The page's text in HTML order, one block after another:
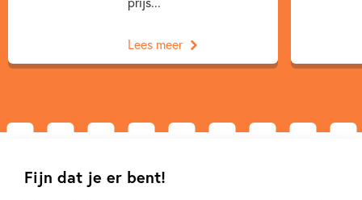
Fijn dat je er bent!
Lees meer
Gerelateerde downloads